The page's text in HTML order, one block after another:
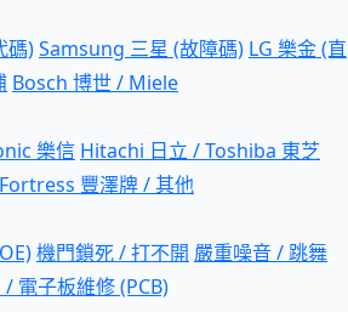
碼)Samsung 三星 (故障碼) LG 樂金 (直
Bosch 博世 / Miele
樂信 Hitachi 日立 / Toshiba 東芝
Fortress 豐澤牌 / 其他
機門鎖死 / 打不開 嚴重噪音 / 跳舞
/ 電子板維修 (PCB)